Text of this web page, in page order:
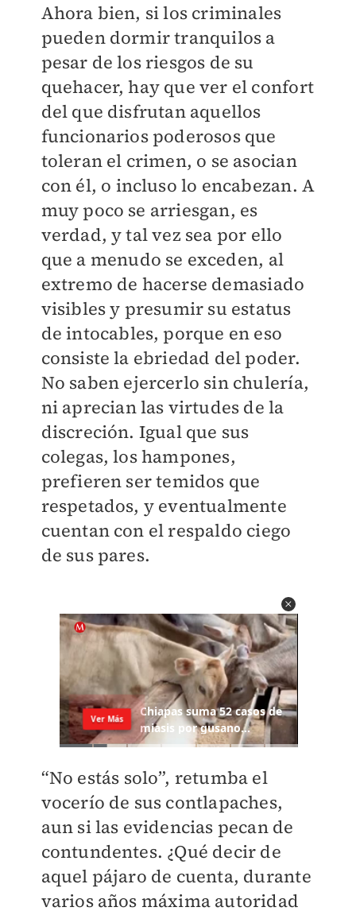
Ahora bien, si los criminales
pueden dormir tranquilos a
pesar de los riesgos de su
quehacer, hay que ver el confort
del que disfrutan aquellos
funcionarios poderosos que
toleran el crimen, o se asocian
con él, o incluso lo encabezan. A
muy poco se arriesgan, es
verdad, y tal vez sea por ello
que a menudo se exceden, al
extremo de hacerse demasiado
visibles y presumir su estatus
de intocables, porque en eso
consiste la ebriedad del poder.
No saben ejercerlo sin chulería,
ni aprecian las virtudes de la
discreción. Igual que sus
colegas, los hampones,
prefieren ser temidos que
respetados, y eventualmente
cuentan con el respaldo ciego
de sus pares.
“No estás solo”, retumba el
vocerío de sus contlapaches,
aun si las evidencias pecan de
contundentes. ¿Qué decir de
aquel pájaro de cuenta, durante
varios años máxima autoridad